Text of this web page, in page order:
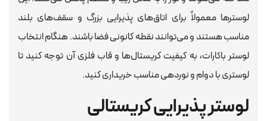
لوسترها معمولاً برای اتاق‌های پذیرایی بزرگ و سقف‌های بلند
مناسب هستند و می‌توانند نقطه کانونی فضا باشند. هنگام انتخاب
لوستر باکارات، به کیفیت کریستال‌ها و قاب فلزی آن توجه کنید تا
لوستری با دوام و نوردهی مناسب خریداری کنید.
لوستر پذیرایی کریستالی